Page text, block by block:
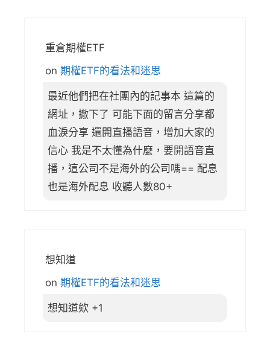
重倉期權ETF
on 期權ETF的看法和迷思
最近他們把在社團內的記事本 這篇的
網址，撤下了 可能下面的留言分享都
血淚分享 還開直播語音，增加大家的
信心 我是不太懂為什麼，要開語音直
播，這公司不是海外的公司嗎== 配息
也是海外配息 收聽人數80+
想知道
on 期權ETF的看法和迷思
想知道欸 +1